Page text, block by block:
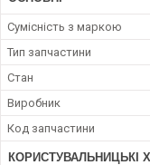
Сумісність з маркою
Тип запчастини
Стан
Виробник
Код запчастини
КОРИСТУВАЛЬНИЦЬКІ